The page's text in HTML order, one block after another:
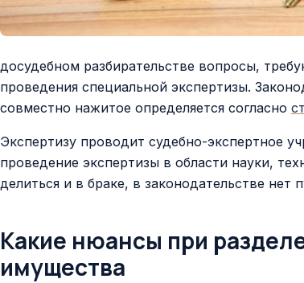
досудебном разбирательстве вопросы,
проведения специальной экспертизы.
совместно нажитое определяется согласно
Экспертизу проводит судебно-экспертное
проведение экспертизы в области науки,
делиться и в браке, в законодательстве нет
Какие нюансы при
имущества